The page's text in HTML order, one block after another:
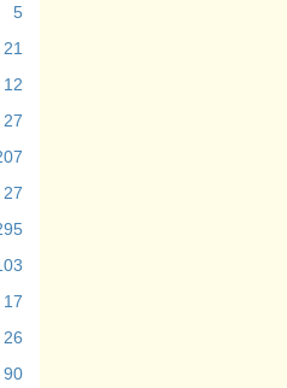
5
21
12
27
27
17
26
90